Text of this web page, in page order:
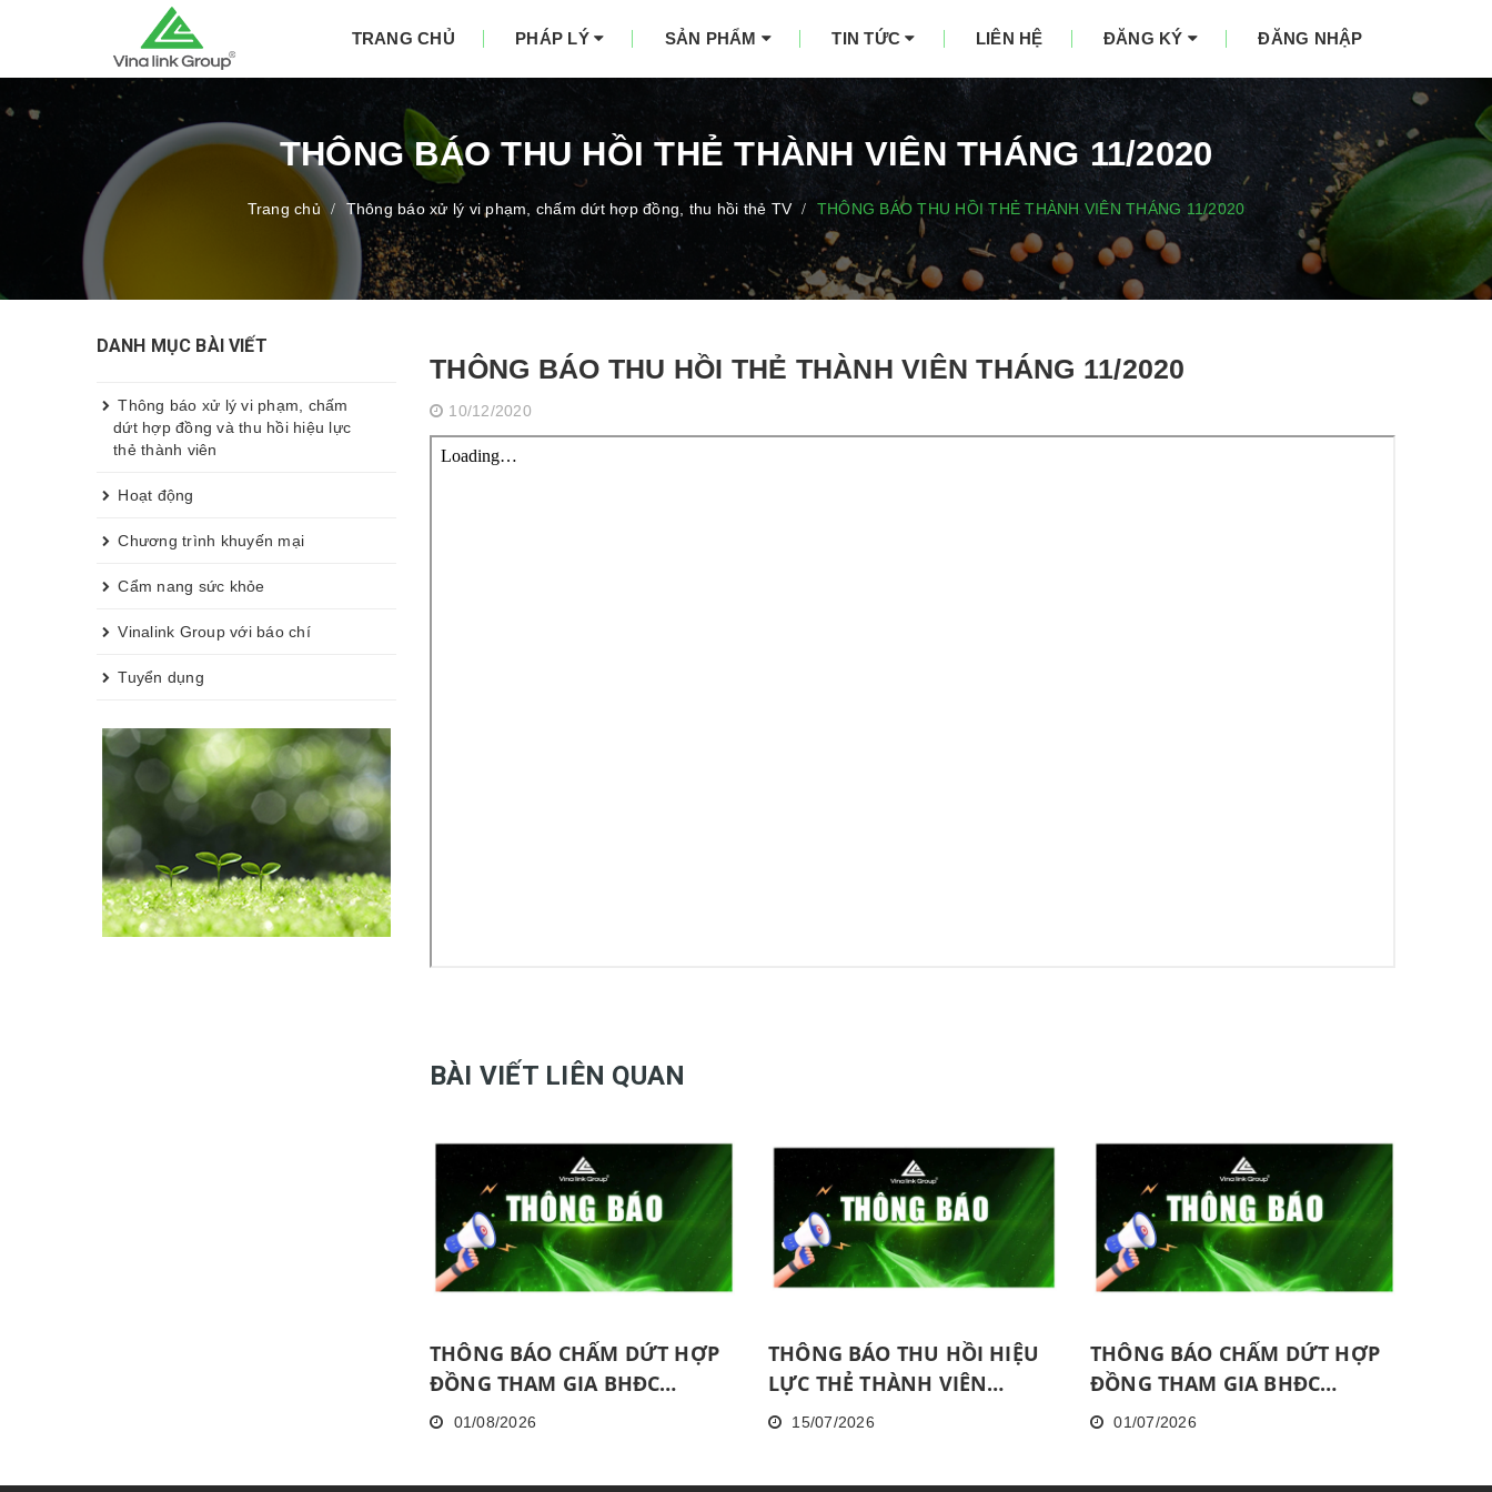
TRANG CHỦ PHÁP LÝ SẢN PHẨM TIN TỨC LIÊN HỆ ĐĂNG KÝ ĐĂNG NHẬP
THÔNG BÁO THU HỒI THẺ THÀNH VIÊN THÁNG 11/2020
Trang chủ / Thông báo xử lý vi phạm, chấm dứt hợp đồng, thu hồi thẻ TV / THÔNG BÁO THU HỒI THẺ THÀNH VIÊN THÁNG 11/2020
THÔNG BÁO THU HỒI THẺ THÀNH VIÊN THÁNG 11/2020
10/12/2020
BÀI VIẾT LIÊN QUAN
THÔNG BÁO CHẤM DỨT HỢP
ĐỒNG THAM GIA BHĐC
THÁNG 08.2026 ĐỐI VỚI NPP
01/08/2026
THÔNG BÁO THU HỒI HIỆU
LỰC THẺ THÀNH VIÊN
THÁNG 06/2026
15/07/2026
THÔNG BÁO CHẤM DỨT HỢP
ĐỒNG THAM GIA BHĐC
THÁNG 07.2026 ĐỐI VỚI NPP
01/07/2026
DANH MỤC BÀI VIẾT
Thông báo xử lý vi phạm, chấm
dứt hợp đồng và thu hồi hiệu lực
thẻ thành viên
Hoạt động
Chương trình khuyến mại
Cẩm nang sức khỏe
Vinalink Group với báo chí
Tuyển dụng